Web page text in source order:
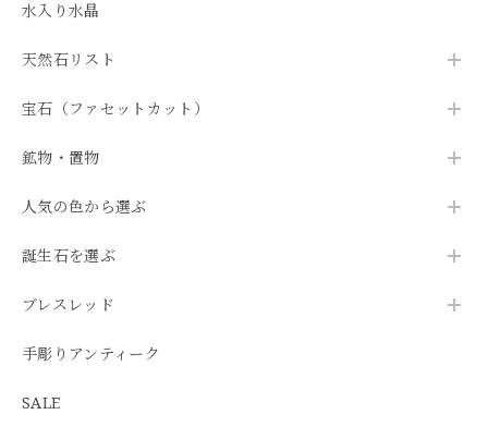
水入り水晶
天然石リスト
宝石（ファセットカット）
鉱物・置物
人気の色から選ぶ
誕生石を選ぶ
ブレスレッド
手彫りアンティーク
SALE